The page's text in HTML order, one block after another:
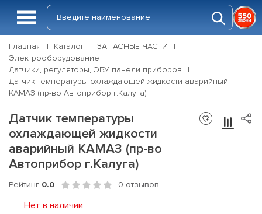
Главная Каталог
ЗАПАСНЫЕ ЧАСТИ
Электрооборудование
Датчики, регуляторы, ЭБУ панели приборов
Датчик температуры охлаждающей жидкости аварийный
КАМАЗ (пр-во Автоприбор г.Калуга)
Датчик температуры
охлаждающей жидкости
аварийный КАМАЗ (пр-во
Автоприбор г.Калуга)
Рейтинг 0.0 0 отзывов
Нет в наличии